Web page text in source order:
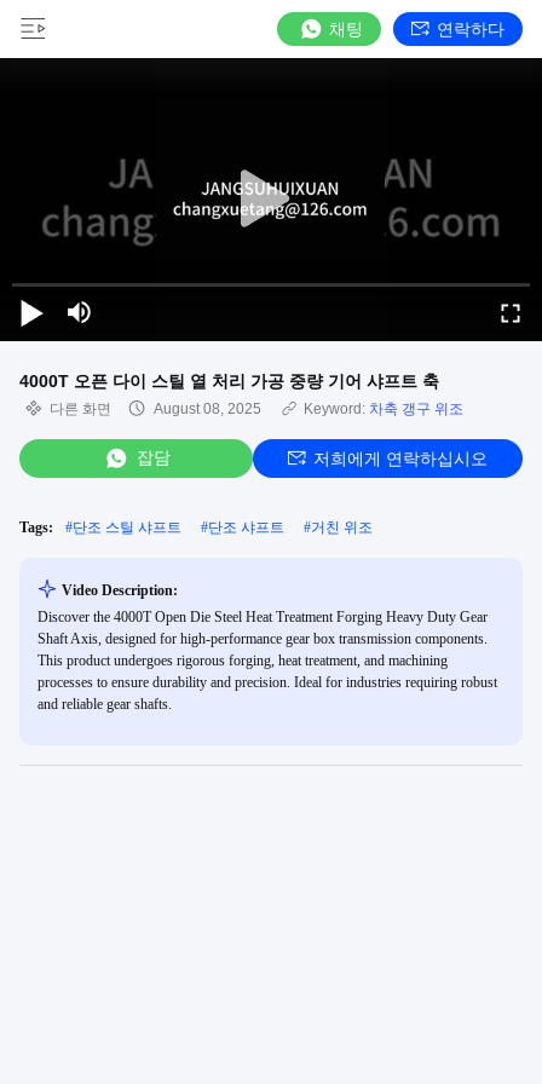
채팅 연락하다
4000T 오픈 다이 스틸 열 처리 가공 중량 기어 샤프트 축
다른 화면 August 08, 2025 Keyword: 차축 갱구 위조
잡담 저희에게 연락하십시오
Tags: #단조 스틸 샤프트 #단조 샤프트 #거친 위조
Video Description:
Discover the 4000T Open Die Steel Heat Treatment Forging Heavy Duty Gear
Shaft Axis, designed for high-performance gear box transmission components.
This product undergoes rigorous forging, heat treatment, and machining
processes to ensure durability and precision. Ideal for industries requiring robust
and reliable gear shafts.